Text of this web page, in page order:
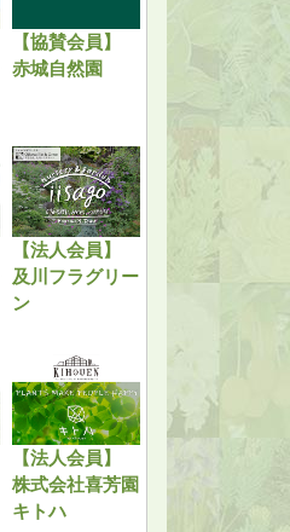
【協賛会員】
赤城自然園
【法人会員】
及川フラグリー
ン
【法人会員】
株式会社喜芳園
キトハ